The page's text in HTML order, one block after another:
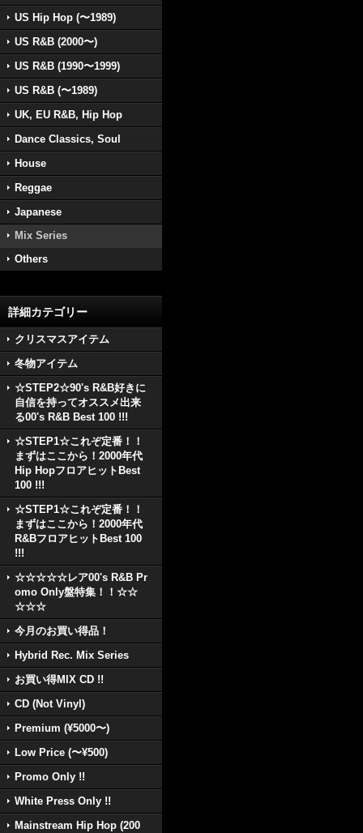
US Hip Hop (〜1989)
US R&B (2000〜)
US R&B (1990〜1999)
US R&B (〜1989)
UK, EU R&B, Hip Hop
Dance Classics, Soul
House
Reggae
Japanese
Mix Series
Others
詳細カテゴリー
クリスマスアイテム
冬物アイテム
☆STEP2☆90's R&B好きに
自信を持ってオススメ出来
る00's R&B Best 100 !!!
☆STEP1☆これぞ定番！！
まずはここから！2000年代
Hip HopフロアヒットBest
100 !!!
☆STEP1☆これぞ定番！！
まずはここから！2000年代
R&BフロアヒットBest 100
!!!
☆☆☆☆☆レア00's R&B Pr
omo Only盤特集！！☆☆
☆☆☆
今月のお買い得品！
Hybrid Rec. Mix Series
お買い得MIX CD !!
CD (Not Vinyl)
Premium (¥5000〜)
Low Price (〜¥500)
Promo Only !!
White Press Only !!
Mainstream Hip Hop (200